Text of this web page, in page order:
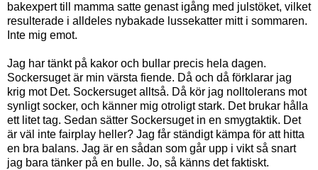
bakexpert till mamma satte genast igång med julstöket, vilket
resulterade i alldeles nybakade lussekatter mitt i sommaren.
Inte mig emot.
Jag har tänkt på kakor och bullar precis hela dagen.
Sockersuget är min värsta fiende. Då och då förklarar jag
krig mot Det. Sockersuget alltså. Då kör jag nolltolerans mot
synligt socker, och känner mig otroligt stark. Det brukar hålla
ett litet tag. Sedan sätter Sockersuget in en smygtaktik. Det
är väl inte fairplay heller? Jag får ständigt kämpa för att hitta
en bra balans. Jag är en sådan som går upp i vikt så snart
jag bara tänker på en bulle. Jo, så känns det faktiskt.